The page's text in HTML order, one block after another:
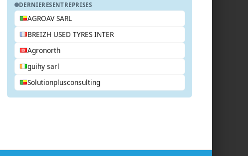
DERNIERESENTREPRISES
AGROAV SARL
BREIZH USED TYRES INTER
Agronorth
guihy sarl
Solutionplusconsulting